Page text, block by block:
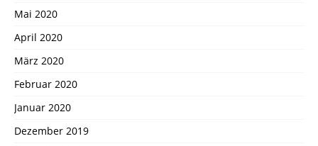
Mai 2020
April 2020
März 2020
Februar 2020
Januar 2020
Dezember 2019